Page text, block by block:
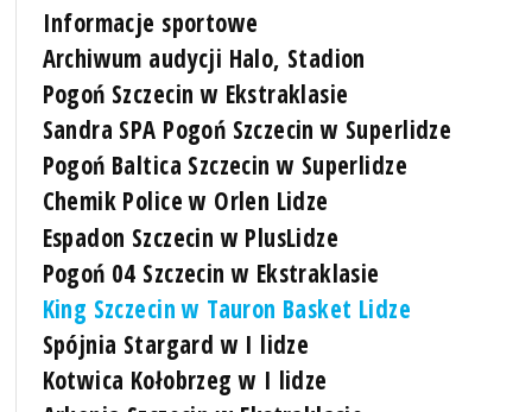
Informacje sportowe
Archiwum audycji Halo, Stadion
Pogoń Szczecin w Ekstraklasie
Sandra SPA Pogoń Szczecin w Superlidze
Pogoń Baltica Szczecin w Superlidze
Chemik Police w Orlen Lidze
Espadon Szczecin w PlusLidze
Pogoń 04 Szczecin w Ekstraklasie
King Szczecin w Tauron Basket Lidze
Spójnia Stargard w I lidze
Kotwica Kołobrzeg w I lidze